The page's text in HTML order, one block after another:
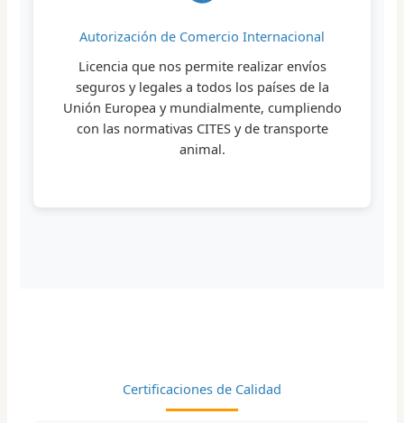
Autorización de Comercio Internacional
Licencia que nos permite realizar envíos
seguros y legales a todos los países de la
Unión Europea y mundialmente, cumpliendo
con las normativas CITES y de transporte
animal.
Certificaciones de Calidad